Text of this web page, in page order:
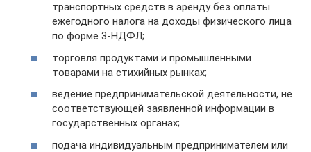
транспортных средств в аренду без оплаты
ежегодного налога на доходы физического лица
по форме 3-НДФЛ;
торговля продуктами и промышленными
товарами на стихийных рынках;
ведение предпринимательской деятельности, не
соответствующей заявленной информации в
государственных органах;
подача индивидуальным предпринимателем или